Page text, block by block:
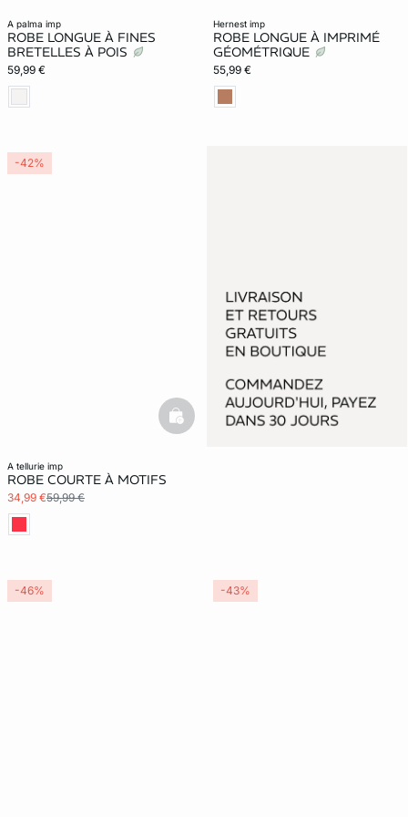
a palma imp
ROBE LONGUE À FINES
BRETELLES À POIS
59,99 €
hernest imp
ROBE LONGUE À IMPRIMÉ
GÉOMÉTRIQUE
55,99 €
a tellurie imp
ROBE COURTE À MOTIFS
34,99 €59,99 €
basketfull
-42%
-46% -43%